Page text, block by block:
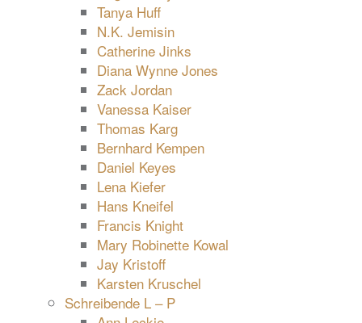
Tanya Huff
N.K. Jemisin
Catherine Jinks
Diana Wynne Jones
Zack Jordan
Vanessa Kaiser
Thomas Karg
Bernhard Kempen
Daniel Keyes
Lena Kiefer
Hans Kneifel
Francis Knight
Mary Robinette Kowal
Jay Kristoff
Karsten Kruschel
Schreibende L – P